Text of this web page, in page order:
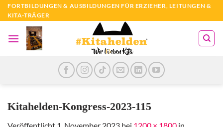
Zum
Inhalt
springen
FORTBILDUNGEN & AUSBILDUNGEN FÜR ERZIEHER, LEITUNGEN &
KITA-TRÄGER
Kitahelden-Kongress-2023-115